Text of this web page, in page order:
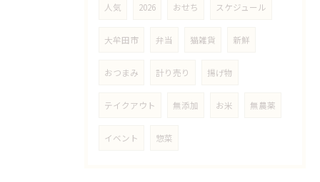
人気 2026 おせち スケジュール
大牟田市 弁当 猫雑貨 新鮮
おつまみ 計り売り 揚げ物
テイクアウト 無添加 お米 無農薬
イベント 惣菜